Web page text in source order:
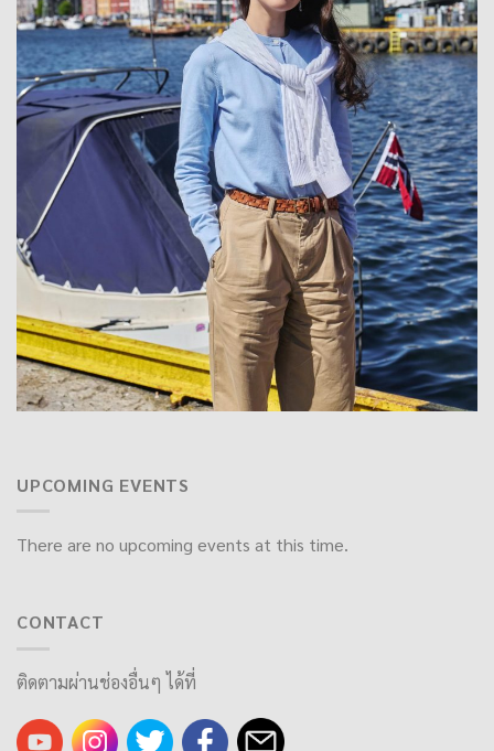
UPCOMING EVENTS
There are no upcoming events at this time.
CONTACT
ติดตามผ่านช่องอื่นๆ ได้ที่